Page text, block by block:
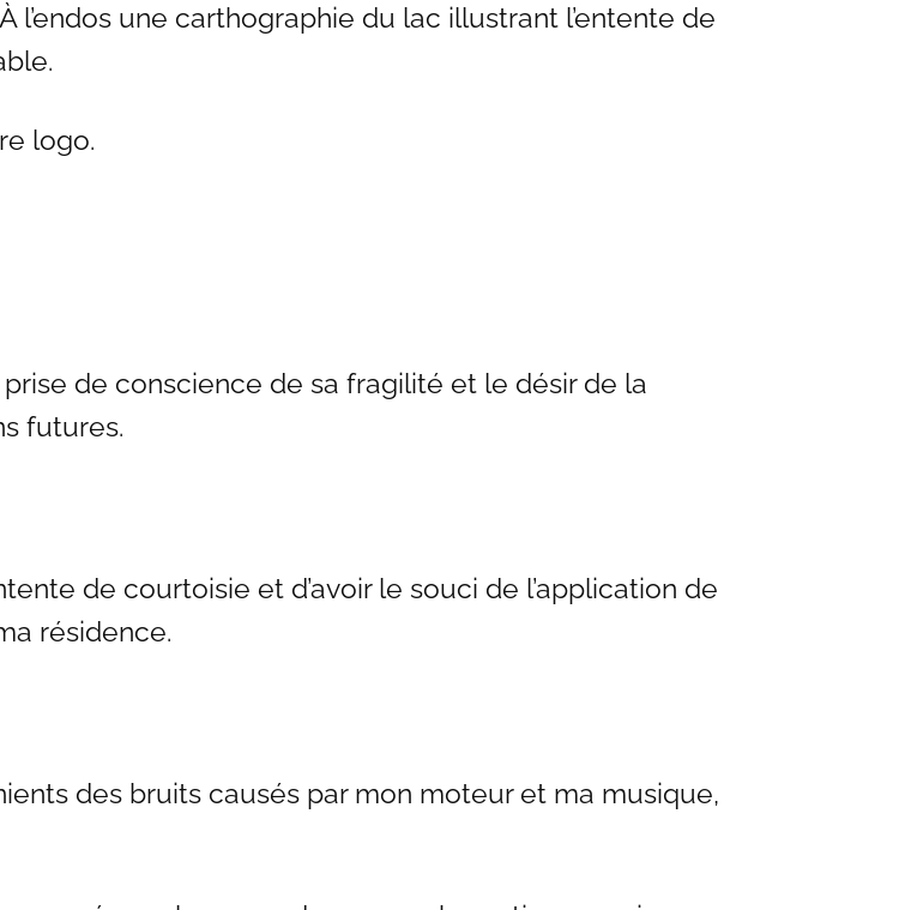
l’endos une carthographie du lac illustrant l’entente de
logo.
de conscience de sa fragilité et le désir de la
futures.
de courtoisie et d’avoir le souci de l’application de
résidence.
des bruits causés par mon moteur et ma musique,